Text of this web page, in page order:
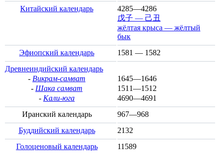
Китайский календарь
4285—4286
戊子 — 己丑
жёлтая крыса — жёлтый
бык
Эфиопский календарь
1581 — 1582
Древнеиндийский календарь
- Викрам-самват
1645—1646
- Шака самват
1511—1512
- Кали-юга
4690—4691
Иранский календарь
967—968
Буддийский календарь
2132
Голоценовый календарь
11589